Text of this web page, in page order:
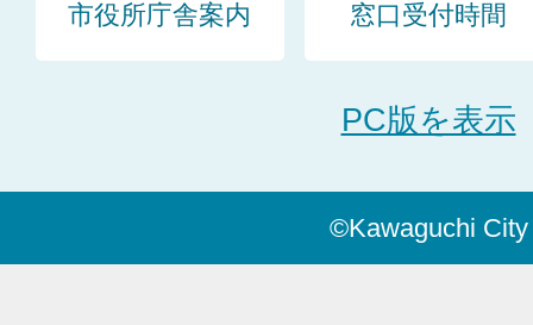
市役所庁舎案内 窓口受付時間
PC版を表示
©Kawaguchi City